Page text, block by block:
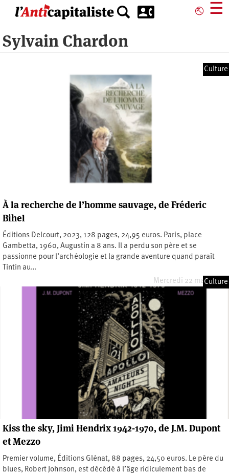
principal
⎋ ☰
Sylvain Chardon
Culture
À la recherche de l’homme sauvage, de Fréderic
Bihel
Éditions Delcourt, 2023, 128 pages, 24,95 euros. Paris, place
Gambetta, 1960, Augustin a 8 ans. Il a perdu son père et se
passionne pour l’archéologie et la grande aventure quand paraît
Tintin au…
Mercredi 22 mars 2023
Culture
Kiss the sky, Jimi Hendrix 1942-1970, de J.M. Dupont
et Mezzo
Premier volume, Éditions Glénat, 88 pages, 24,50 euros. Le père du
blues, Robert Johnson, est décédé à l’âge ridiculement bas de